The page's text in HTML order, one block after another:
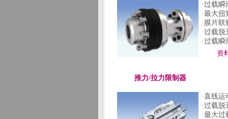
·过载
·最大扭
·膜片
·过载
·过载
资
推力/拉力限制器
·直线
·过载
·最大过